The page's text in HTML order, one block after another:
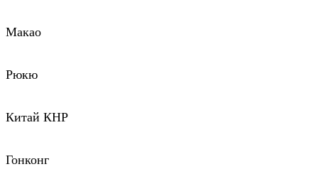
Макао
Рюкю
Китай КНР
Гонконг